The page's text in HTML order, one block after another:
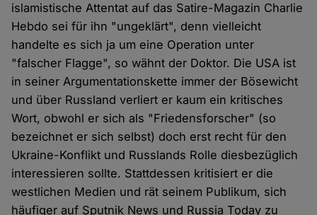
islamistische Attentat auf das Satire-Magazin Charlie
Hebdo sei für ihn "ungeklärt", denn vielleicht
handelte es sich ja um eine Operation unter
"falscher Flagge", so wähnt der Doktor. Die USA ist
in seiner Argumentationskette immer der Bösewicht
und über Russland verliert er kaum ein kritisches
Wort, obwohl er sich als "Friedensforscher" (so
bezeichnet er sich selbst) doch erst recht für den
Ukraine-Konflikt und Russlands Rolle diesbezüglich
interessieren sollte. Stattdessen kritisiert er die
westlichen Medien und rät seinem Publikum, sich
häufiger auf Sputnik News und Russia Today zu